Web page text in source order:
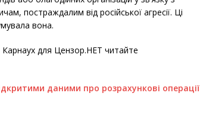
постраждалим від російської агресії. Ці
вона.
для Цензор.НЕТ читайте
даними про розрахункові операції